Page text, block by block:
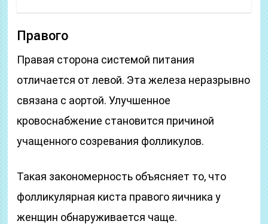
Правого
Правая сторона системой питания
отличается от левой. Эта железа неразрывно
связана с аортой. Улучшенное
кровоснабжение становится причиной
учащенного созревания фолликулов.
Такая закономерность объясняет то, что
фолликулярная киста правого яичника у
женщин обнаруживается чаще.